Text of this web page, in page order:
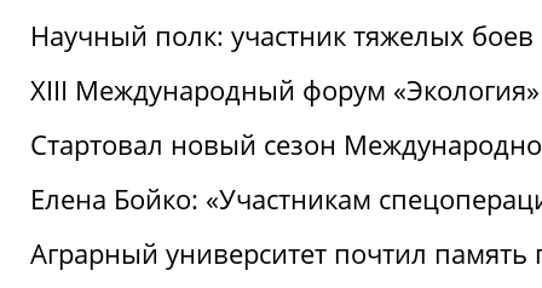
Научный полк: участник тяжелых
XIII Международный форум
Стартовал новый сезон
Елена Бойко: «Участникам
Аграрный университет почтил